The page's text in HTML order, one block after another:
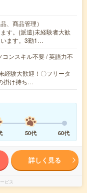
、商品管理）
す。(派遣)未経験者大歓
います。3勤1…
ンスキル不要 / 英語力不
経験大歓迎！〇フリータ
掛け持ち…
50代 60代
詳しく見る
ビス